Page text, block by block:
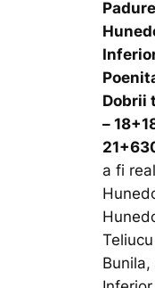
Dobrii
–
a fi